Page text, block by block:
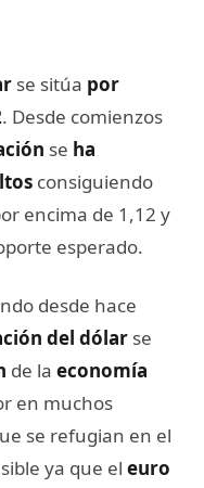
se sitúa por
. Desde comienzos
se ha
consiguiendo
encima de 1,12 y
esperado.
desde hace
del dólar se
de la economía
en muchos
se refugian en el
ya que el euro